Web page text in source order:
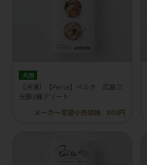
犬用
［冷凍］【Per te】ペルテ 広島三
元豚3種アソート
メーカー希望小売価格
800円